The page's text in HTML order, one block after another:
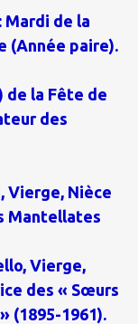
Mardi de la
(Année paire).
de la Fête de
des
Vierge, Nièce
Mantellates
Vierge,
des « Sœurs
(1895-1961).